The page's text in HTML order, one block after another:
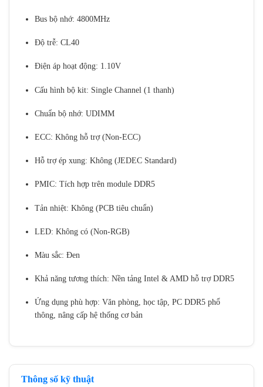
Bus bộ nhớ: 4800MHz
Độ trễ: CL40
Điện áp hoạt động: 1.10V
Cấu hình bộ kit: Single Channel (1 thanh)
Chuẩn bộ nhớ: UDIMM
ECC: Không hỗ trợ (Non-ECC)
Hỗ trợ ép xung: Không (JEDEC Standard)
PMIC: Tích hợp trên module DDR5
Tản nhiệt: Không (PCB tiêu chuẩn)
LED: Không có (Non-RGB)
Màu sắc: Đen
Khả năng tương thích: Nền tảng Intel & AMD hỗ trợ DDR5
Ứng dụng phù hợp: Văn phòng, học tập, PC DDR5 phổ
thông, nâng cấp hệ thống cơ bản
Thông số kỹ thuật